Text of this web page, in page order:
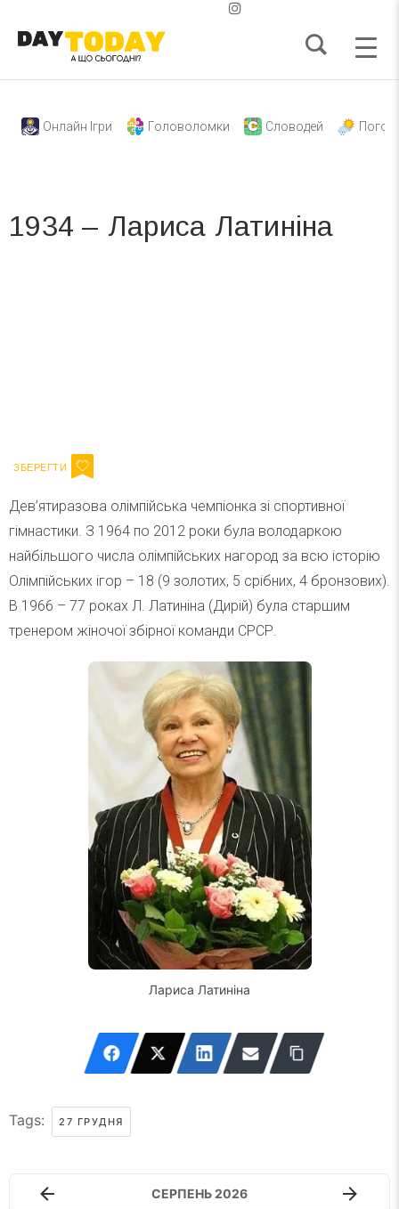
Онлайн Ігри Головоломки Словодей
1934 – Лариса Латиніна
Дев’ятиразова олімпійська чемпіонка зі спортивної
гімнастики. З 1964 по 2012 роки була володаркою
найбільшого числа олімпійських нагород за всю історію
Олімпійських ігор – 18 (9 золотих, 5 срібних, 4 бронзових).
В 1966 – 77 роках Л. Латиніна (Дирій) була старшим
тренером жіночої збірної команди СРСР.
Лариса Латиніна
Tags: 27 ГРУДНЯ
СЕРПЕНЬ 2026